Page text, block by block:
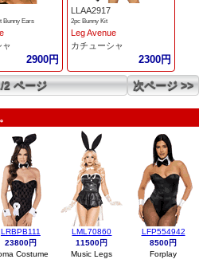
Bunny Ears
2900円
LLAA2917
2pc Bunny Kit
Leg Avenue
カチューシャ
2300円
2 ページ 次ページ >>
LRBPB111
23800円
Costume
LML70860
11500円
Music Legs
LFP554942
8500円
Forplay